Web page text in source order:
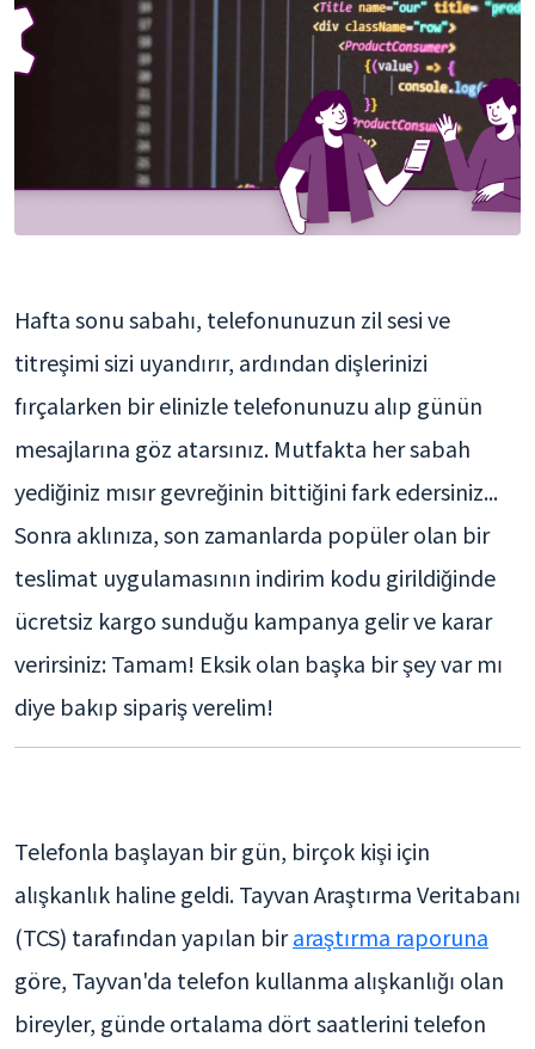
Hafta sonu sabahı, telefonunuzun zil sesi ve
titreşimi sizi uyandırır, ardından dişlerinizi
fırçalarken bir elinizle telefonunuzu alıp günün
mesajlarına göz atarsınız. Mutfakta her sabah
yediğiniz mısır gevreğinin bittiğini fark edersiniz...
Sonra aklınıza, son zamanlarda popüler olan bir
teslimat uygulamasının indirim kodu girildiğinde
ücretsiz kargo sunduğu kampanya gelir ve karar
verirsiniz: Tamam! Eksik olan başka bir şey var mı
diye bakıp sipariş verelim!
Telefonla başlayan bir gün, birçok kişi için
alışkanlık haline geldi. Tayvan Araştırma Veritabanı
(TCS) tarafından yapılan biraraştırma raporuna
göre, Tayvan'da telefon kullanma alışkanlığı olan
bireyler, günde ortalama dört saatlerini telefon